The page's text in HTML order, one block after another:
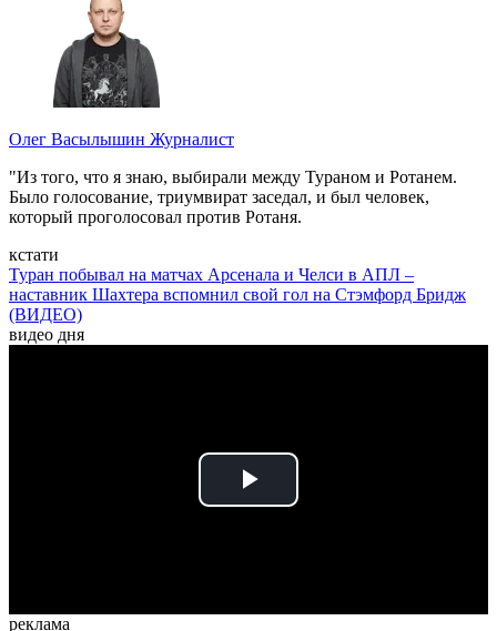
Олег Васылышин Журналист
"Из того, что я знаю, выбирали между Тураном и Ротанем.
Было голосование, триумвират заседал, и был человек,
который проголосовал против Ротаня.
кстати
Туран побывал на матчах Арсенала и Челси в АПЛ –
наставник Шахтера вспомнил свой гол на Стэмфорд Бридж
(ВИДЕО)
видео дня
Play
реклама